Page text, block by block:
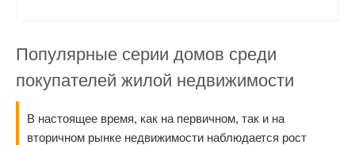
Популярные серии домов среди
покупателей жилой недвижимости
В настоящее время, как на первичном, так и на
вторичном рынке недвижимости наблюдается рост